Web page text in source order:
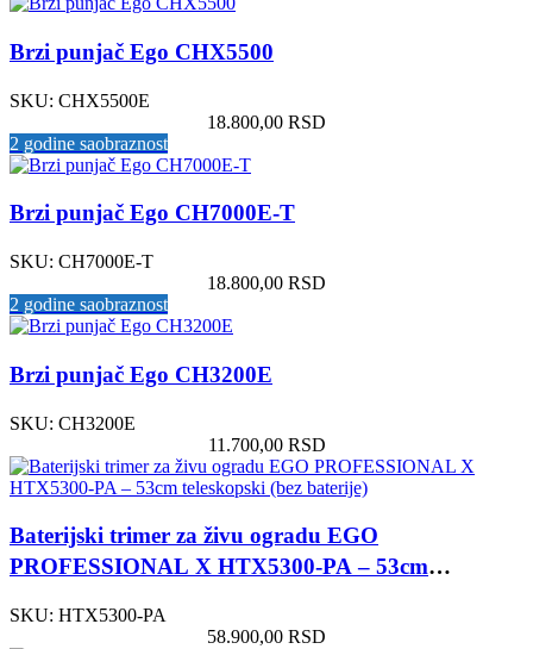
Brzi punjač Ego CHX5500
SKU: CHX5500E
18.800,00 RSD
2 godine saobraznost
Brzi punjač Ego CH7000E-T
SKU: CH7000E-T
18.800,00 RSD
2 godine saobraznost
Brzi punjač Ego CH3200E
SKU: CH3200E
11.700,00 RSD
Baterijski trimer za živu ogradu EGO
PROFESSIONAL X HTX5300-PA – 53cm
SKU: HTX5300-PA
58.900,00 RSD